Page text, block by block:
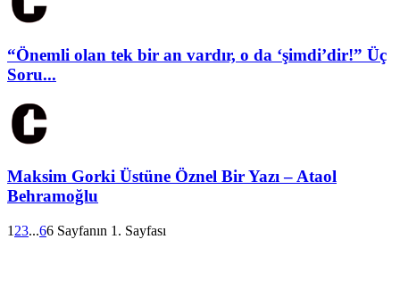
“Önemli olan tek bir an vardır, o da ‘şimdi’dir!” Üç
Soru...
Maksim Gorki Üstüne Öznel Bir Yazı – Ataol
Behramoğlu
1 23...66 Sayfanın 1. Sayfası